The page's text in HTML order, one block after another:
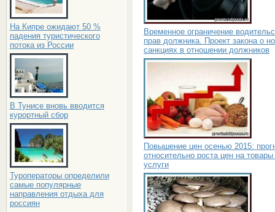
На Кипре ожидают 50 %
падения туристического
потока из России
В Тунисе вновь вводится
курортный сбор
Туроператоры определили
самые популярные
направления отдыха для
россиян
Временное ограничение
прав должника. Проект закона о
санкциях в отношении должников
Повышение цен осенью 2015:
относительно роста цен на товары
услуги